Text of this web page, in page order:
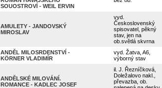
SOUOSTROVÍ - WEIL ERVIN
AMULETY - JANDOVSKÝ
MIROSLAV
vyd.
Československý
spisovatel, pěkný
stav, jen na
ob.světlá skvrna
ANDĚL MILOSRDENSTVÍ -
KÖRNER VLADIMÍR
vyd. Žatva, A6,
výborný stav
ANDĚLSKÉ MILOVÁNÍ.
ROMANCE - KADLEC JOSEF
il. J. Řezníčková,
Doležalovo nakl.,
převazba, ob.